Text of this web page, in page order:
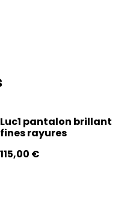
Luc1 pantalon brillant
fines rayures
115,00 €